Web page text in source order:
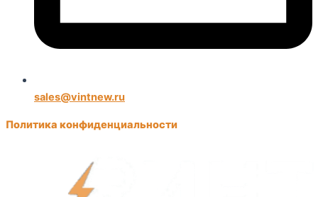
sales@vintnew.ru
Политика конфиденциальности